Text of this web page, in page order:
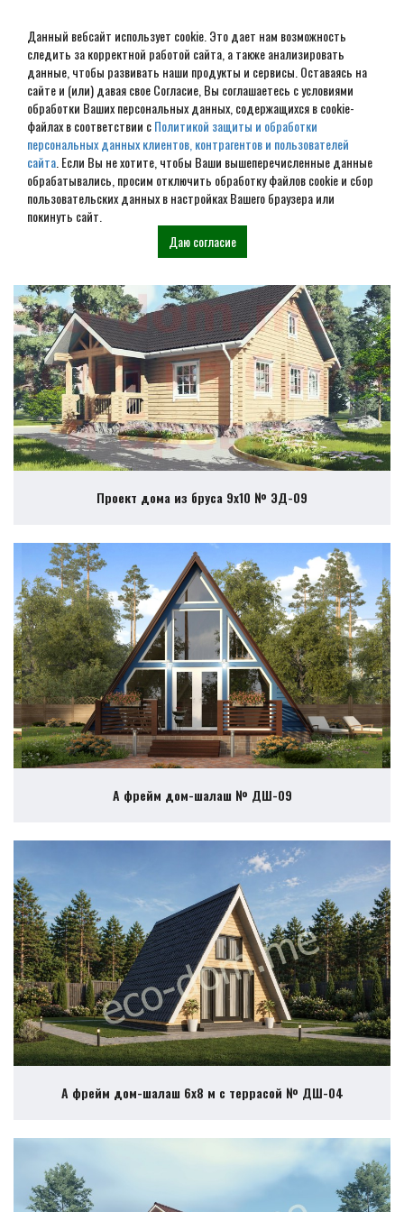
Данный вебсайт использует cookie. Это дает нам возможность
следить за корректной работой сайта, а также анализировать
данные, чтобы развивать наши продукты и сервисы. Оставаясь на
сайте и (или) давая свое Согласие, Вы соглашаетесь с условиями
обработки Ваших персональных данных, содержащихся в cookie-
файлах в соответствии сПолитикой защиты и обработки
персональных данных клиентов, контрагентов и пользователей
сайта . Если Вы не хотите, чтобы Ваши вышеперечисленные данные
обрабатывались, просим отключить обработку файлов cookie и сбор
пользовательских данных в настройках Вашего браузера или
покинуть сайт.
Даю согласие
Строительство домов под
усадку в Глазуновке
Наши проекты
Проект дома из бруса 9х10 № ЭД-09
А фрейм дом-шалаш № ДШ-09
А фрейм дом-шалаш 6х8 м с террасой № ДШ-04